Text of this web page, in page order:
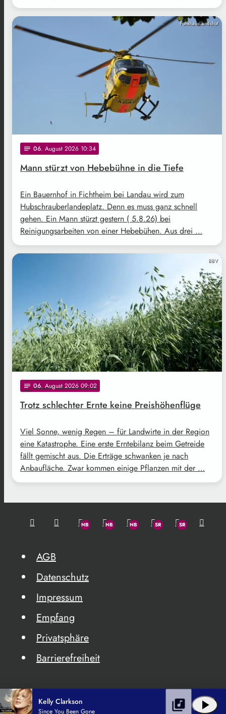
FunkhausLandshut
notes 06. August 2026 10:34
Mann stürzt von Hebebühne in die Tiefe
Ein Bauernhof in Fichtheim bei Landau wird zum
Hubschrauberlandeplatz. Denn es muss ganz schnell
gehen. Ein Mann stürzt gestern ( 5.8.26) bei
Reinigungsarbeiten von einer Hebebühen. Aus drei …
BBV
notes 06. August 2026 09:02
Trotz schlechter Ernte keine Preishöhenflüge
Viel Sonne, wenig Regen – für Landwirte in der Region
eine Katastrophe. Eine erste Erntebilanz beim Getreide
fällt gemischt aus. Die Erträge schwanken je nach
Anbaufläche. Zwar kommen einige Pflanzen mit der …
AGB
Datenschutz
Impressum
Empfang
Privatsphäre
Barrierefreiheit
Kelly Clarkson
Since You Been Gone play_arrow
library_music